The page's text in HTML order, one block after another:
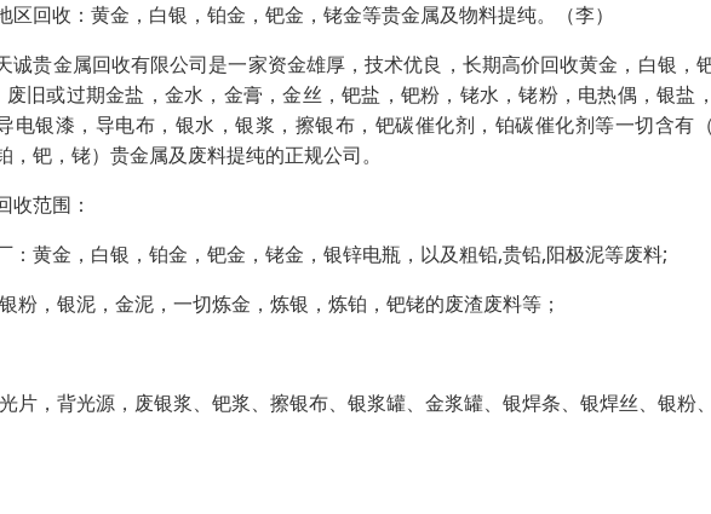
区回收：黄金，白银，铂金，钯金，铑金等贵金属及物料提纯。（李）
诚贵金属回收有限公司是一家资金雄厚，技术优良，长期高价回收黄金，白银，
废旧或过期金盐，金水，金膏，金丝，钯盐，钯粉，铑水，铑粉，电热偶，银盐
电银漆，导电布，银水，银浆，擦银布，钯碳催化剂，铂碳催化剂等一切含有
，钯，铑）贵金属及废料提纯的正规公司。
收范围：
：黄金，白银，铂金，钯金，铑金，银锌电瓶，以及粗铅,贵铅,阳极泥等废料;
，银泥，金泥，一切炼金，炼银，炼铂，钯铑的废渣废料等；
片，背光源，废银浆、钯浆、擦银布、银浆罐、金浆罐、银焊条、银焊丝、银粉